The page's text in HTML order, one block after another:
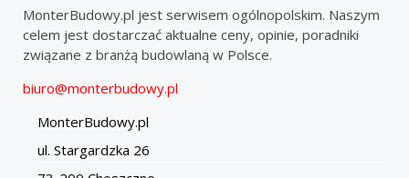
MonterBudowy.pl jest serwisem ogólnopolskim. Naszym
celem jest dostarczać aktualne ceny, opinie, poradniki
związane z branżą budowlaną w Polsce.
biuro@monterbudowy.pl
MonterBudowy.pl
ul. Stargardzka 26